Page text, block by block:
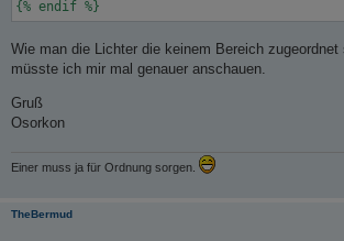
Wie man die Lichter die keinem Bereich zugeordnet
müsste ich mir mal genauer anschauen.
Gruß
Osorkon
Einer muss ja für Ordnung sorgen.
TheBermud